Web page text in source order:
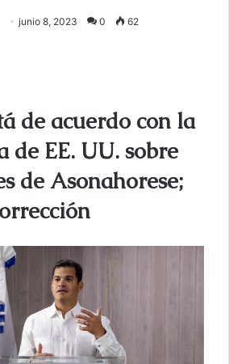
o
junio 8, 2023 0 62
de acuerdo con la
de EE. UU. sobre
de Asonahorese;